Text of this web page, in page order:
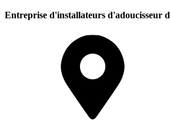
Entreprise d'installateurs d'adoucisseur